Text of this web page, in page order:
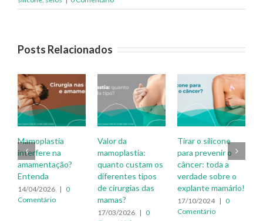
Posts Relacionados
Valor da
mamoplastia:
quanto custam os
diferentes tipos
de cirurgias das
mamas?
Tirar o silicone
para prevenir o
câncer: toda a
verdade sobre o
explante mamário!
17/10/2024
Comentário
Melhore sua
autoestima: sinta-
se bem com seu
corpo
26/09/2024 | 0
Comentário